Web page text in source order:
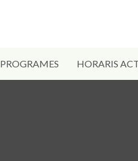
PROGRAMES HORARIS